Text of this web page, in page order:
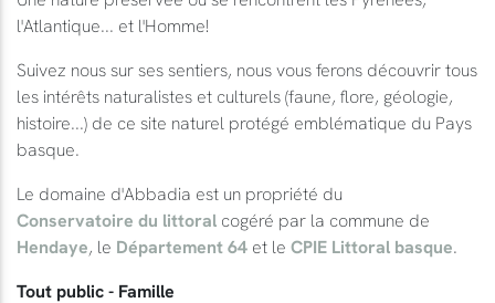
l'Atlantique... et l'Homme!
Suivez nous sur ses sentiers, nous vous ferons découvrir tous
les intérêts naturalistes et culturels (faune, flore, géologie,
histoire...) de ce site naturel protégé emblématique du Pays
basque.
Le domaine d'Abbadia est un propriété du
Conservatoire du littoral cogéré par la commune de
Hendaye, le Département 64 et le CPIE Littoral basque.
Tout public - Famille